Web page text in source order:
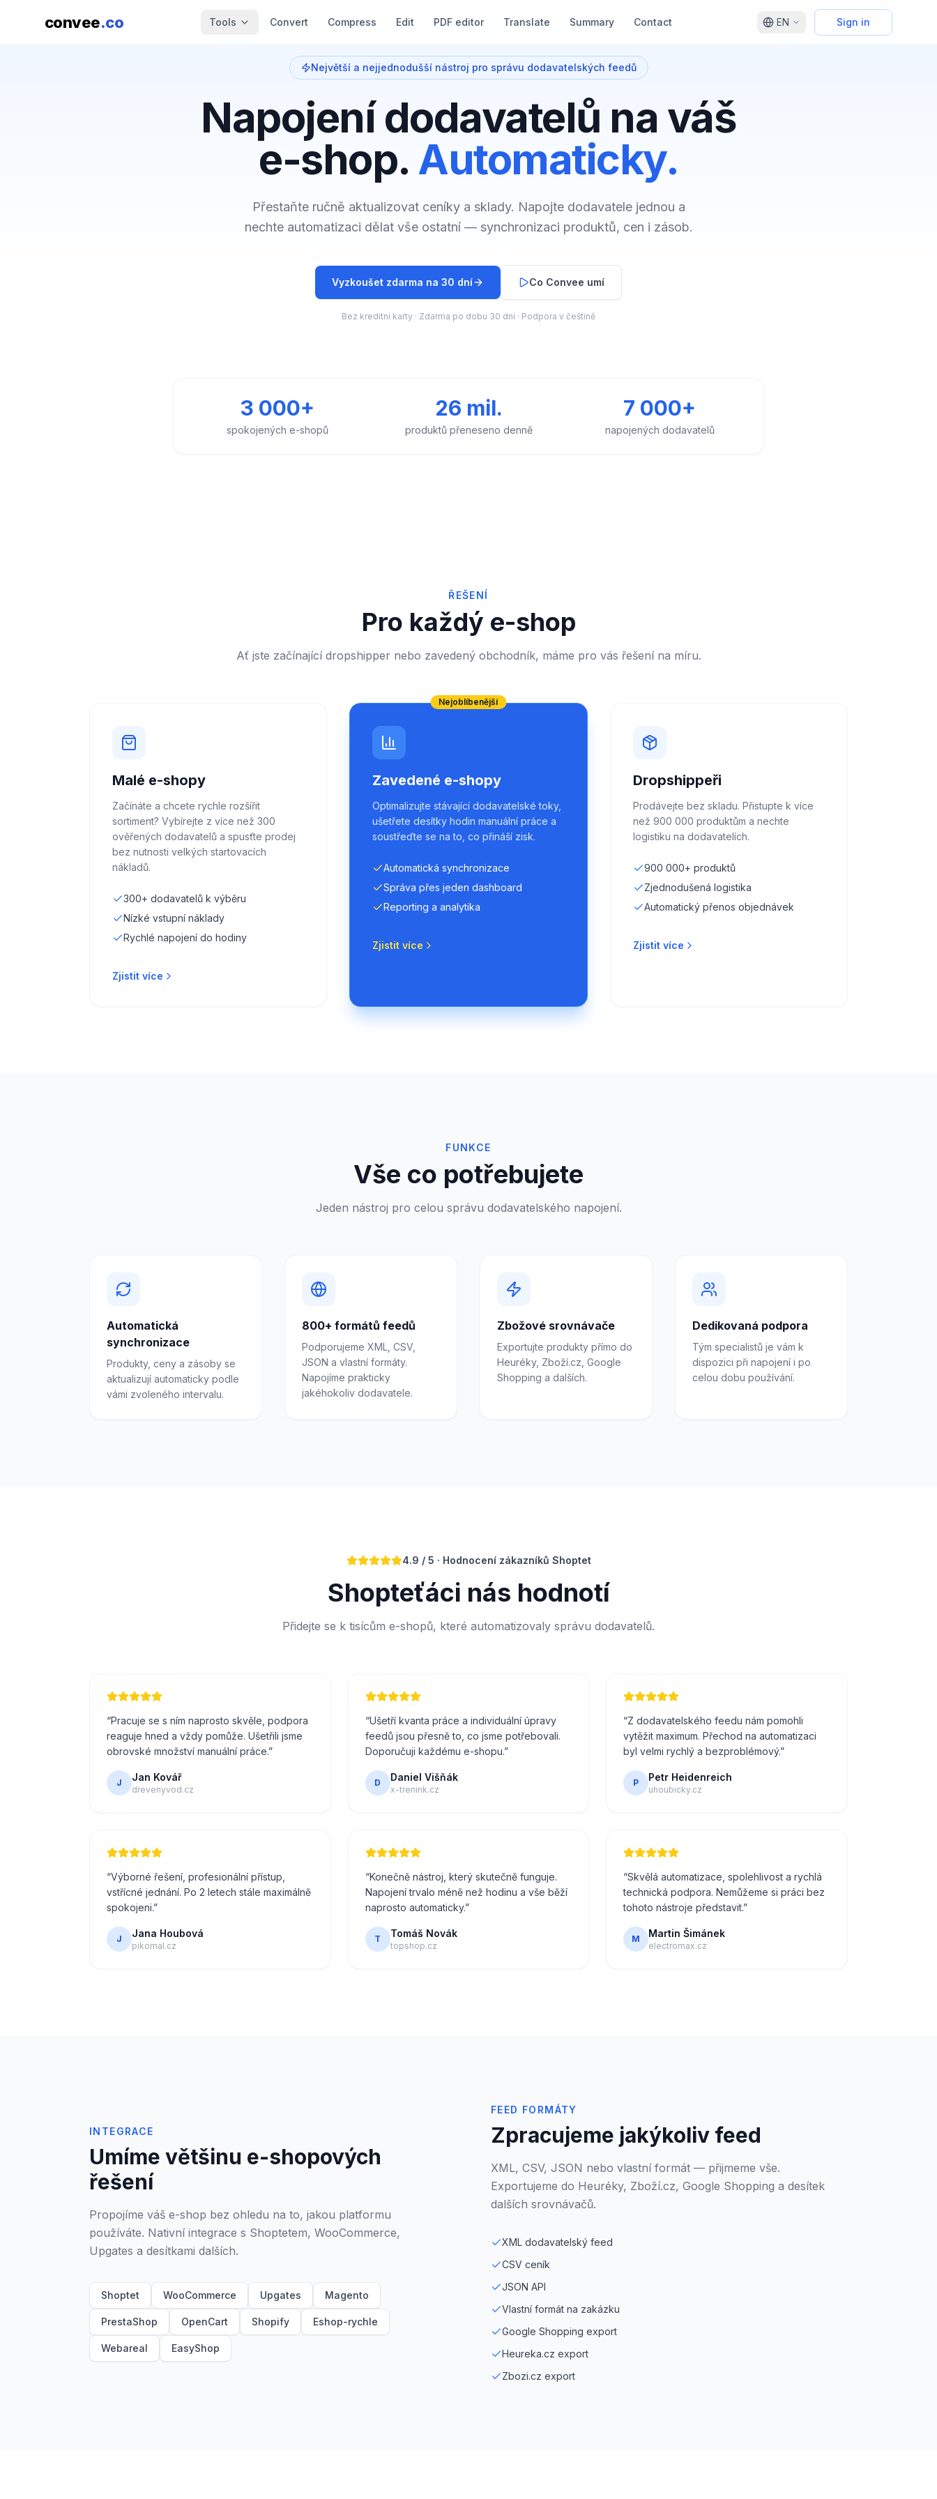
convee.co Tools Convert Compress Edit PDF editor Translate Summary Contact EN Sign in
Největší a nejjednodušší nástroj pro správu dodavatelských feedů
Napojení dodavatelů na váš
e-shop. Automaticky.
Přestaňte ručně aktualizovat ceníky a sklady. Napojte dodavatele jednou a
nechte automatizaci dělat vše ostatní — synchronizaci produktů, cen i zásob.
Vyzkoušet zdarma na 30 dní Co Convee umí
Bez kreditní karty · Zdarma po dobu 30 dní · Podpora v češtině
3 000+
spokojených e-shopů
26 mil.
produktů přeneseno denně
7 000+
napojených dodavatelů
ŘEŠENÍ
Pro každý e-shop
Ať jste začínající dropshipper nebo zavedený obchodník, máme pro vás řešení na míru.
Malé e-shopy
Začínáte a chcete rychle rozšířit
sortiment? Vybírejte z více než 300
ověřených dodavatelů a spusťte prodej
bez nutnosti velkých startovacích
nákladů.
300+ dodavatelů k výběru
Nízké vstupní náklady
Rychlé napojení do hodiny
Zjistit více
Nejoblíbenější
Zavedené e-shopy
Optimalizujte stávající dodavatelské toky,
ušetřete desítky hodin manuální práce a
soustřeďte se na to, co přináší zisk.
Automatická synchronizace
Správa přes jeden dashboard
Reporting a analytika
Zjistit více
Dropshippeři
Prodávejte bez skladu. Přistupte k více
než 900 000 produktům a nechte
logistiku na dodavatelích.
900 000+ produktů
Zjednodušená logistika
Automatický přenos objednávek
Zjistit více
FUNKCE
Vše co potřebujete
Jeden nástroj pro celou správu dodavatelského napojení.
Automatická
synchronizace
Produkty, ceny a zásoby se
aktualizují automaticky podle
vámi zvoleného intervalu.
800+ formátů feedů
Podporujeme XML, CSV,
JSON a vlastní formáty.
Napojíme prakticky
jakéhokoliv dodavatele.
Zbožové srovnávače
Exportujte produkty přímo do
Heuréky, Zboží.cz, Google
Shopping a dalších.
Dedikovaná podpora
Tým specialistů je vám k
dispozici při napojení i po
celou dobu používání.
4.9 / 5 · Hodnocení zákazníků Shoptet
Shopteťáci nás hodnotí
Přidejte se k tisícům e-shopů, které automatizovaly správu dodavatelů.
“Pracuje se s ním naprosto skvěle, podpora
reaguje hned a vždy pomůže. Ušetřili jsme
obrovské množství manuální práce.”
J Jan Kovář
drevenyvod.cz
“Ušetří kvanta práce a individuální úpravy
feedů jsou přesně to, co jsme potřebovali.
Doporučuji každému e-shopu.”
D Daniel Višňák
x-trenink.cz
“Z dodavatelského feedu nám pomohli
vytěžit maximum. Přechod na automatizaci
byl velmi rychlý a bezproblémový.”
P Petr Heidenreich
uhoubicky.cz
“Výborné řešení, profesionální přístup,
vstřícné jednání. Po 2 letech stále maximálně
spokojeni.”
J Jana Houbová
pikomal.cz
“Konečně nástroj, který skutečně funguje.
Napojení trvalo méně než hodinu a vše běží
naprosto automaticky.”
T Tomáš Novák
topshop.cz
“Skvělá automatizace, spolehlivost a rychlá
technická podpora. Nemůžeme si práci bez
tohoto nástroje představit.”
M Martin Šimánek
electromax.cz
INTEGRACE
Umíme většinu e-shopových
řešení
Propojíme váš e-shop bez ohledu na to, jakou platformu
používáte. Nativní integrace s Shoptetem, WooCommerce,
Upgates a desítkami dalších.
Shoptet WooCommerce Upgates Magento
PrestaShop OpenCart Shopify Eshop-rychle
Webareal EasyShop
FEED FORMÁTY
Zpracujeme jakýkoliv feed
XML, CSV, JSON nebo vlastní formát — přijmeme vše.
Exportujeme do Heuréky, Zboží.cz, Google Shopping a desítek
dalších srovnávačů.
XML dodavatelský feed
CSV ceník
JSON API
Vlastní formát na zakázku
Google Shopping export
Heureka.cz export
Zbozi.cz export